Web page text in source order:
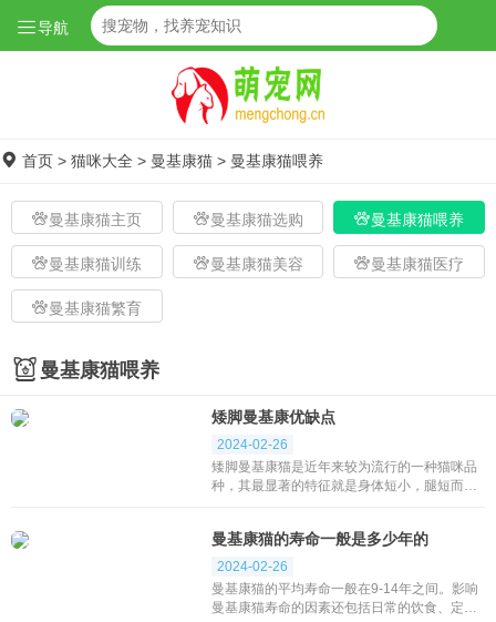
导航
首页 > 猫咪大全 > 曼基康猫 > 曼基康猫喂养
曼基康猫主页 曼基康猫选购 曼基康猫喂养
曼基康猫训练 曼基康猫美容 曼基康猫医疗
曼基康猫繁育
曼基康猫喂养
矮脚曼基康优缺点
2024-02-26
矮脚曼基康猫是近年来较为流行的一种猫咪品
种，其最显著的特征就是身体短小，腿短而
境中，对于城市...
曼基康猫的寿命一般是多少年的
2024-02-26
曼基康猫的平均寿命一般在9-14年之间。影响
曼基康猫寿命的因素还包括日常的饮食、定期